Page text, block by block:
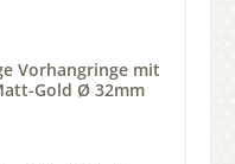
Vorhangringe mit
Gold Ø 32mm